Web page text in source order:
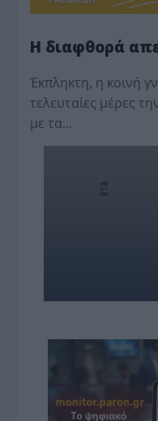
Η διαφθορά
Έκπληκτη, η κοινή
τελευταίες μέρες
με τα…